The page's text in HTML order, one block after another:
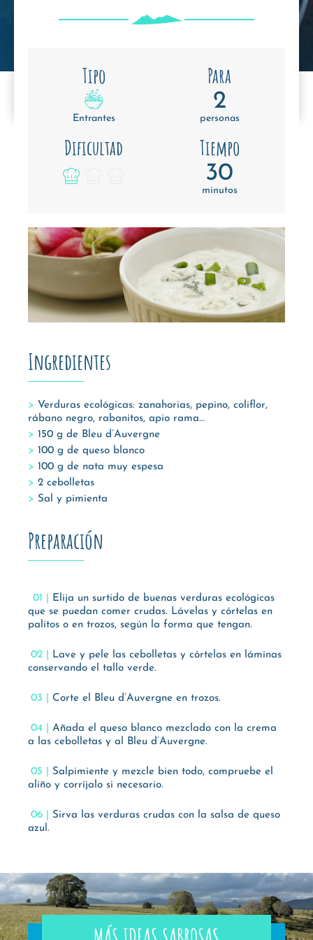
Tipo
Entrantes
Para
2
personas
Dificultad Tiempo
30
minutos
Ingredientes
Verduras ecológicas: zanahorias, pepino, coliflor,
rábano negro, rabanitos, apio rama…
150 g de Bleu d’Auvergne
100 g de queso blanco
100 g de nata muy espesa
2 cebolletas
Sal y pimienta
Preparación
Elija un surtido de buenas verduras ecológicas
que se puedan comer crudas. Lávelas y córtelas en
palitos o en trozos, según la forma que tengan.
Lave y pele las cebolletas y córtelas en láminas
conservando el tallo verde.
Corte el Bleu d’Auvergne en trozos.
Añada el queso blanco mezclado con la crema
a las cebolletas y al Bleu d’Auvergne.
Salpimiente y mezcle bien todo, compruebe el
aliño y corríjalo si necesario.
Sirva las verduras crudas con la salsa de queso
azul.